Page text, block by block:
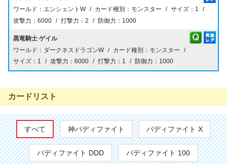
エンシェントW
モンスター
1
6000
2 1000
黒竜騎士 ゲイル
ダークネスドラゴンW
モンスター
1
6000 1 1000
カードリスト
すべて 神バディファイト バディファイト X
バディファイト DDD バディファイト 100